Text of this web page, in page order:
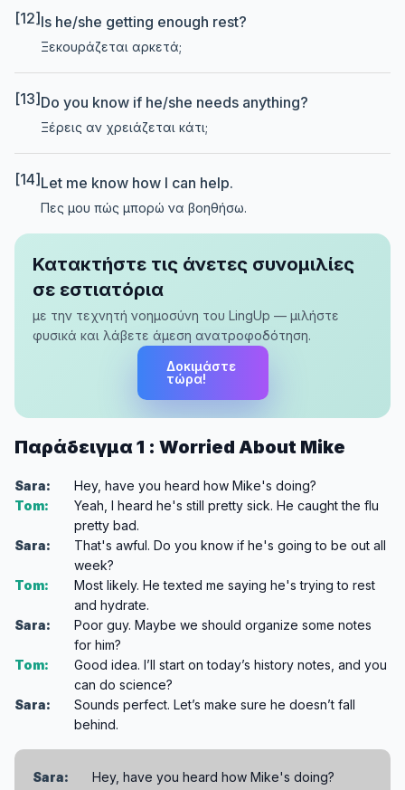
[12] Is he/she getting enough rest?
Ξεκουράζεται αρκετά;
[13] Do you know if he/she needs anything?
Ξέρεις αν χρειάζεται κάτι;
[14] Let me know how I can help.
Πες μου πώς μπορώ να βοηθήσω.
Κατακτήστε τις άνετες συνομιλίες
σε εστιατόρια
με την τεχνητή νοημοσύνη του LingUp — μιλήστε
φυσικά και λάβετε άμεση ανατροφοδότηση.
Δοκιμάστε
τώρα!
Παράδειγμα 1 : Worried About Mike
Sara:
Hey, have you heard how Mike's doing?
Tom:
Yeah, I heard he's still pretty sick. He caught the flu
pretty bad.
Sara:
That's awful. Do you know if he's going to be out all
week?
Tom:
Most likely. He texted me saying he's trying to rest
and hydrate.
Sara:
Poor guy. Maybe we should organize some notes
for him?
Tom:
Good idea. I’ll start on today’s history notes, and you
can do science?
Sara:
Sounds perfect. Let’s make sure he doesn’t fall
behind.
Sara:
Hey, have you heard how Mike's doing?